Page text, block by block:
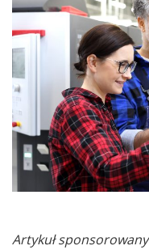
Artykuł sponsorowany